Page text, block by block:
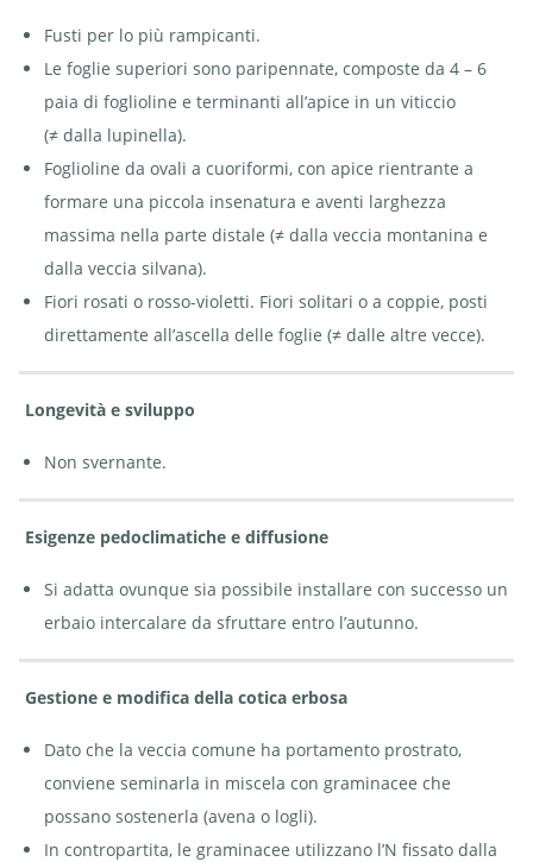
Veccia comune - Vicia
sativa | © e-pics A. Krebs
Veccia
Vicia sativa
| © e-pics
A. Krebs
Fusti per lo più rampicanti.
Le foglie superiori sono paripennate, composte da 4 – 6
paia di foglioline e terminanti all’apice in un viticcio
(≠ dalla lupinella).
Foglioline da ovali a cuoriformi, con apice rientrante a
formare una piccola insenatura e aventi larghezza
massima nella parte distale (≠ dalla veccia montanina e
dalla veccia silvana).
Fiori rosati o rosso-violetti. Fiori solitari o a coppie, posti
direttamente all’ascella delle foglie (≠ dalle altre vecce).
Longevità e sviluppo
Non svernante.
Esigenze pedoclimatiche e diffusione
Si adatta ovunque sia possibile installare con successo un
erbaio intercalare da sfruttare entro l’autunno.
Gestione e modifica della cotica erbosa
Dato che la veccia comune ha portamento prostrato,
conviene seminarla in miscela con graminacee che
possano sostenerla (avena o logli).
In contropartita, le graminacee utilizzano l’N fissato dalla